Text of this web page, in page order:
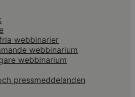
webbinarier
webbinarium
webbinarium
pressmeddelanden